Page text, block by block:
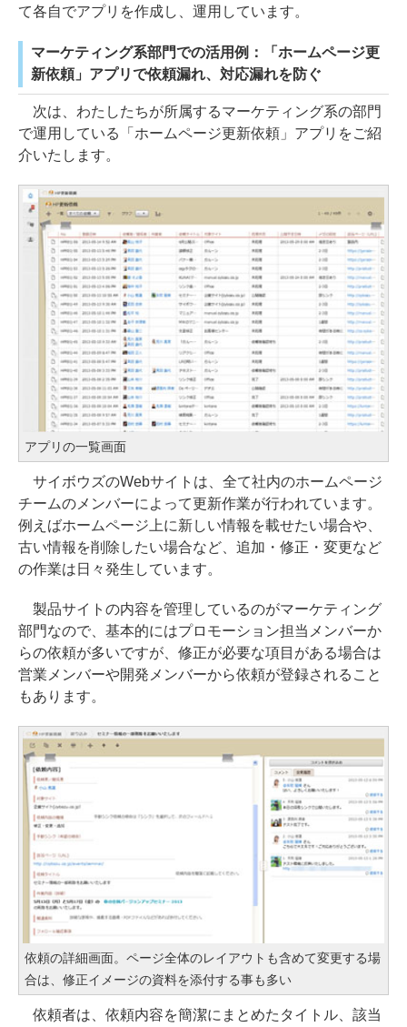
て各自でアプリを作成し、運用しています。
マーケティング系部門での活用例：「ホームページ更
新依頼」アプリで依頼漏れ、対応漏れを防ぐ
次は、わたしたちが所属するマーケティング系の部門
で運用している「ホームページ更新依頼」アプリをご紹
介いたします。
アプリの一覧画面
サイボウズのWebサイトは、全て社内のホームページ
チームのメンバーによって更新作業が行われています。
例えばホームページ上に新しい情報を載せたい場合や、
古い情報を削除したい場合など、追加・修正・変更など
の作業は日々発生しています。
製品サイトの内容を管理しているのがマーケティング
部門なので、基本的にはプロモーション担当メンバーか
らの依頼が多いですが、修正が必要な項目がある場合は
営業メンバーや開発メンバーから依頼が登録されること
もあります。
依頼の詳細画面。ページ全体のレイアウトも含めて変更する場
合は、修正イメージの資料を添付する事も多い
依頼者は、依頼内容を簡潔にまとめたタイトル、該当